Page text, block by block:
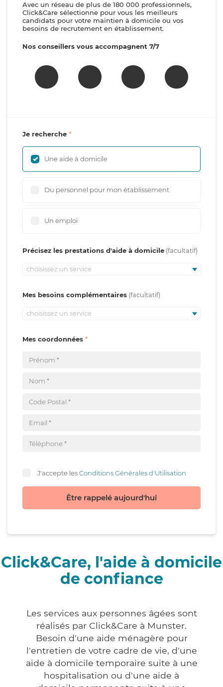
Avec un réseau de plus de 180 000 professionnels,
Click&Care sélectionne pour vous les meilleurs
candidats pour votre maintien à domicile ou vos
besoins de recrutement en établissement.
Nos conseillers vous accompagnent 7/7
Je recherche
Une aide à domicile
Du personnel pour mon établissement
Un emploi
Précisez les prestations d'aide à domicile
choisissez un service
Mes besoins complémentaires
choisissez un service
Mes coordonnées
J'accepte lesConditions Générales d'Utilisation
Être rappelé aujourd'hui
Click&Care, l'aide à domicile
de confiance
Les services aux personnes âgées sont
réalisés par Click&Care à Munster.
Besoin d'une aide ménagère pour
l'entretien de votre cadre de vie, d'une
aide à domicile temporaire suite à une
hospitalisation ou d'une aide à